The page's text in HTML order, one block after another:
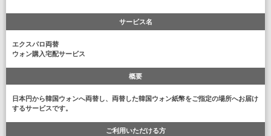
サービス名
エクスパロ両替
ウォン購入宅配サービス
概要
日本円から韓国ウォンへ両替し、両替した韓国ウォン紙幣をご指定の場所へお届け
するサービスです。
ご利用いただける方